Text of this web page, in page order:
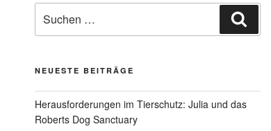
nach:
NEUESTE BEITRÄGE
Herausforderungen im Tierschutz: Julia und das
Roberts Dog Sanctuary